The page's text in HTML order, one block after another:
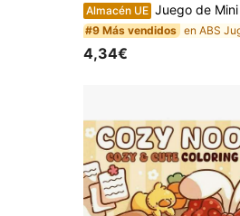
Almacén UE Juego de Mini Golpea el Topo para Niños, Juguete Cognitivo para Entrenamiento de Enfoque, Juguete de Educación
#9 Más vendidos
4,34€